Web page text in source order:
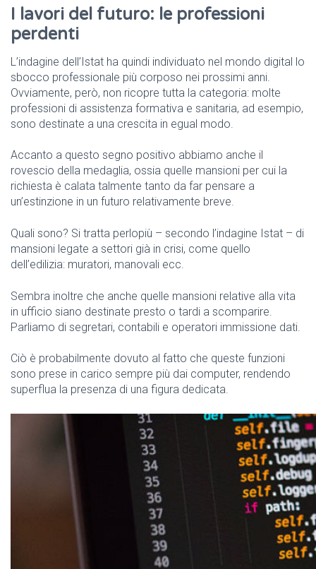
I lavori del futuro: le professioni
perdenti
L’indagine dell’Istat ha quindi individuato nel mondo digital lo
sbocco professionale più corposo nei prossimi anni.
Ovviamente, però, non ricopre tutta la categoria: molte
professioni di assistenza formativa e sanitaria, ad esempio,
sono destinate a una crescita in egual modo.
Accanto a questo segno positivo abbiamo anche il
rovescio della medaglia, ossia quelle mansioni per cui la
richiesta è calata talmente tanto da far pensare a
un’estinzione in un futuro relativamente breve.
Quali sono? Si tratta perlopiù – secondo l’indagine Istat – di
mansioni legate a settori già in crisi, come quello
dell’edilizia: muratori, manovali ecc.
Sembra inoltre che anche quelle mansioni relative alla vita
in ufficio siano destinate presto o tardi a scomparire.
Parliamo di segretari, contabili e operatori immissione dati.
Ciò è probabilmente dovuto al fatto che queste funzioni
sono prese in carico sempre più dai computer, rendendo
superflua la presenza di una figura dedicata.